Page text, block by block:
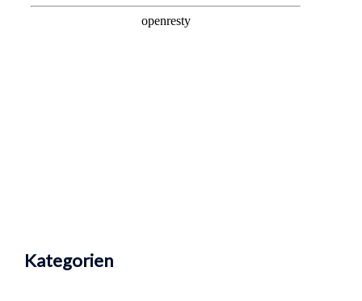
Kategorien